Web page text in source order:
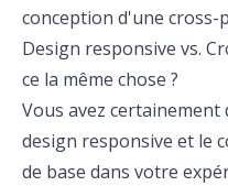
conception d'une cross-
Design responsive vs.
ce la même chose ?
Vous avez
design responsive et le
de base dans votre